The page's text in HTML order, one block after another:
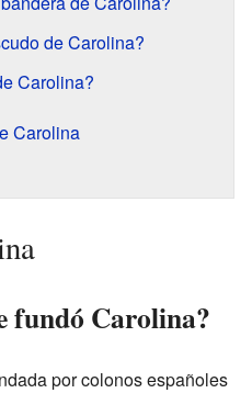
de Carolina?
Carolina?
Carolina
fundó Carolina?
por colonos españoles